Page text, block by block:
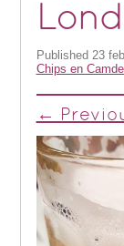
Published 23
Chips en
←